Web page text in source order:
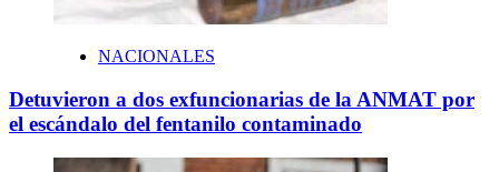
NACIONALES
Detuvieron a dos exfuncionarias de la ANMAT por
el escándalo del fentanilo contaminado